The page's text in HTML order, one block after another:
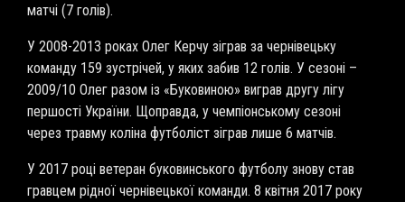
матчі (7 голів).
У 2008-2013 роках Олег Керчу зіграв за чернівецьку
команду 159 зустрічей, у яких забив 12 голів. У сезоні –
2009/10 Олег разом із «Буковиною» виграв другу лігу
першості України. Щоправда, у чемпіонському сезоні
через травму коліна футболіст зіграв лише 6 матчів.
У 2017 році ветеран буковинського футболу знову став
гравцем рідної чернівецької команди. 8 квітня 2017 року